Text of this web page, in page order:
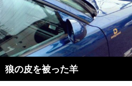
狼の皮を被った羊
検
索